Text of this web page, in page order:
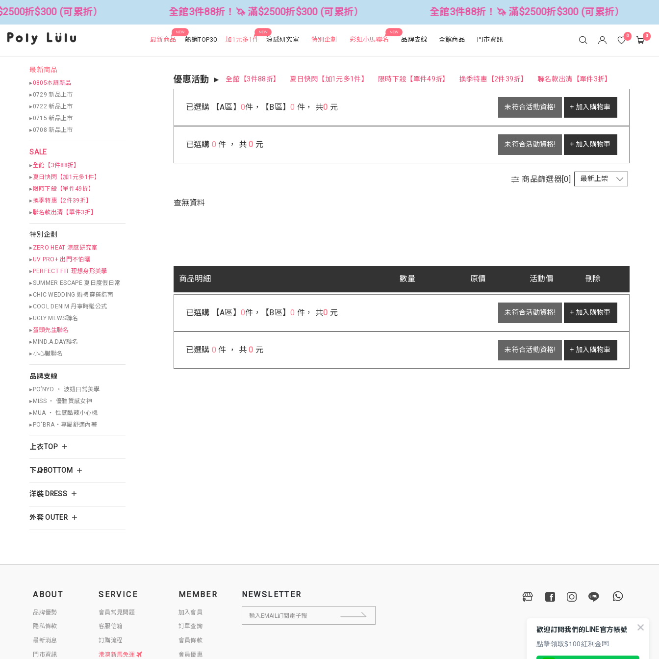
折$300 (可累折） 全館3件88折！🦄 滿$2500折$300 (可累折） 全館3件88折！🦄 滿$2500折$300 (可累折）
NEW
最新商品 熱銷TOP30
NEW
加1元多1件 涼感研究室 特別企劃
NEW
彩虹小馬聯名 品牌支線 全館商品 門市資訊 0 0
最新商品
▸0805本周新品
▸0729 新品上市
▸0722 新品上市
▸0715 新品上市
▸0708 新品上市
SALE
▸全館【3件88折】
▸夏日快閃【加1元多1件】
▸限時下殺【單件49折】
▸換季特惠【2件39折】
▸聯名款出清【單件3折】
特別企劃
▸ZERO HEAT 涼感研究室
▸UV PRO+ 出門不怕曬
▸PERFECT FIT 理想身形美學
▸SUMMER ESCAPE 夏日度假日常
▸CHIC WEDDING 婚禮穿搭指南
▸COOL DENIM 丹寧時髦公式
▸UGLY MEWS聯名
▸蛋頭先生聯名
▸MIND.A.DAY聯名
▸小心臟聯名
品牌支線
▸PO’NYO ‧ 波妞日常美學
▸MISS ‧ 優雅質感女神
▸MUA ‧ 性感酷辣小心機
▸PO'BRA・專屬舒適內著
上衣TOP
下身BOTTOM
洋裝 DRESS
外套 OUTER
優惠活動 全館【3件88折】 夏日快閃【加1元多1件】 限時下殺【單件49折】 換季特惠【2件39折】 聯名款出清【單件3折】
已選購 【A區】0件，【B區】0 件， 共0 元 未符合活動資格! + 加入購物車
已選購 0 件 ， 共0 元 未符合活動資格! + 加入購物車
商品篩選器[0]
查無資料
商品明細 數量 原價 活動價 刪除
已選購 【A區】0件，【B區】0 件， 共0 元 未符合活動資格! + 加入購物車
已選購 0 件 ， 共0 元 未符合活動資格! + 加入購物車
ABOUT
品牌優勢
隱私條款
最新消息
門市資訊
SERVICE
會員常見問題
客服信箱
訂購流程
港澳新馬免運
MEMBER
加入會員
訂單查詢
會員條款
會員優惠
NEWSLETTER
歡迎訂閱我們的LINE官方帳號
點擊領取$100紅利金💌